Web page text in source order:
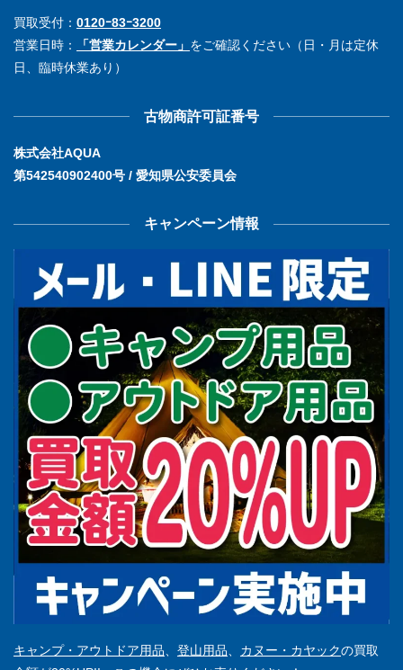
買取受付： 0120ｰ83ｰ3200
営業日時：
「営業カレンダー」 をご確認ください（日・月は定休
日、臨時休業あり）
古物商許可証番号
株式会社AQUA
第542540902400号 / 愛知県公安委員会
キャンペーン情報
キャンプ・アウトドア用品 登山用品 カヌー・カヤックの買取